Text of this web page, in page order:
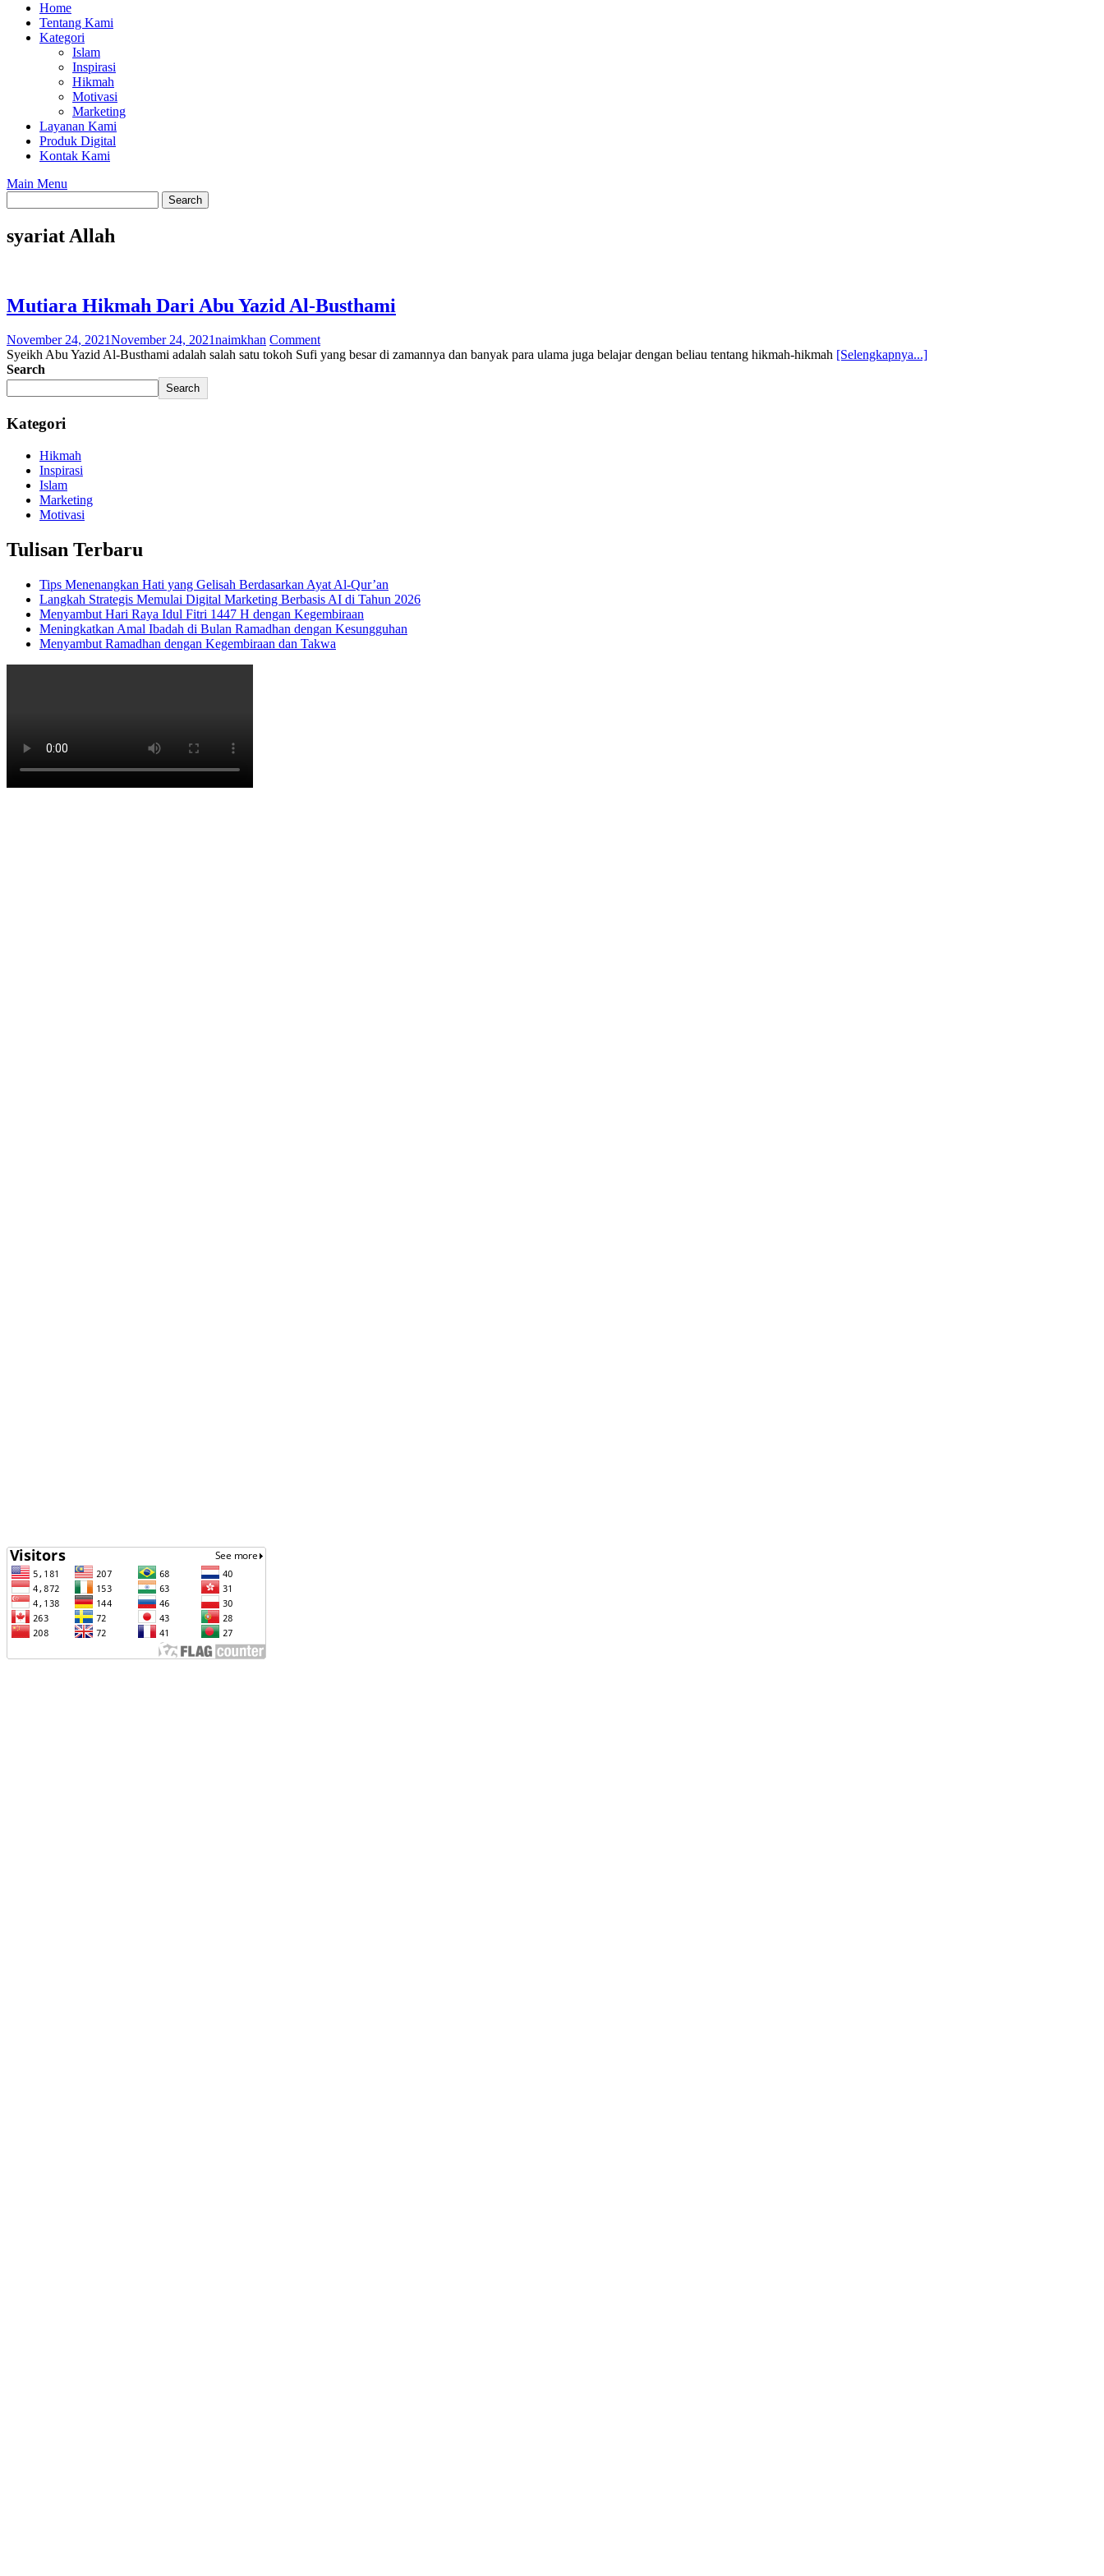
Home
Tentang Kami
Kategori
Islam
Inspirasi
Hikmah
Motivasi
Marketing
Layanan Kami
Produk Digital
Kontak Kami
Main Menu
syariat Allah
Mutiara Hikmah Dari Abu Yazid Al-Busthami
November 24, 2021November 24, 2021naimkhan Comment
Syeikh Abu Yazid Al-Busthami adalah salah satu tokoh Sufi yang besar di zamannya dan banyak para ulama juga belajar dengan beliau tentang hikmah-hikmah [Selengkapnya...]
Search
Search
Kategori
Hikmah
Inspirasi
Islam
Marketing
Motivasi
Tulisan Terbaru
Tips Menenangkan Hati yang Gelisah Berdasarkan Ayat Al-Qur’an
Langkah Strategis Memulai Digital Marketing Berbasis AI di Tahun 2026
Menyambut Hari Raya Idul Fitri 1447 H dengan Kegembiraan
Meningkatkan Amal Ibadah di Bulan Ramadhan dengan Kesungguhan
Menyambut Ramadhan dengan Kegembiraan dan Takwa